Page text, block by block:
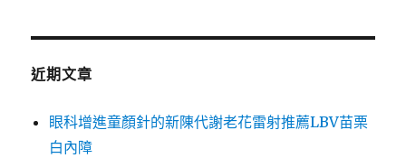
鍵
近期文章
眼科增進童顏針的新陳代謝老花雷射推薦LBV苗栗
白內障